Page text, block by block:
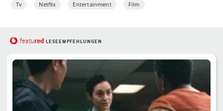
Tv Netflix Entertainment Film
featured LESEEMPFEHLUNGEN